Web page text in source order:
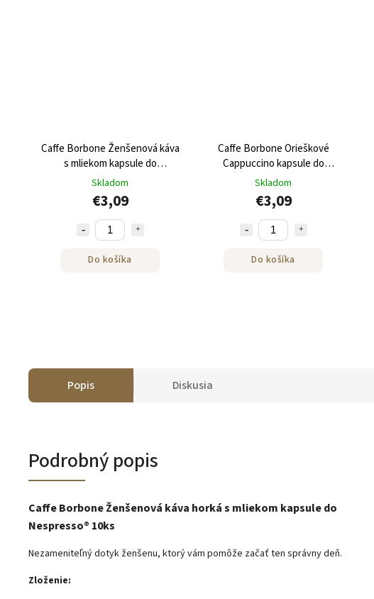
Caffe Borbone Ženšenová káva
s mliekom kapsule do
Nespresso® 10ks
Skladom
€3,09
Do košíka
Caffe Borbone Orieškové
Cappuccino kapsule do
Nespresso® 10ks
Skladom
€3,09
Do košíka
Popis Diskusia
Podrobný popis
Caffe Borbone Ženšenová káva horká s mliekom kapsule do
Nespresso® 10ks
Nezameniteľný dotyk ženšenu, ktorý vám pomôže začať ten správny deň.
Zloženie: